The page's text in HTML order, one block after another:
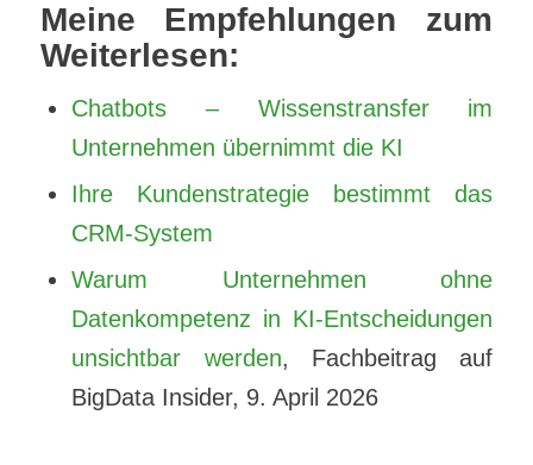
Meine Empfehlungen zum
Weiterlesen:
Chatbots – Wissenstransfer im
Unternehmen übernimmt die KI
Ihre Kundenstrategie bestimmt das
CRM-System
Warum Unternehmen ohne
Datenkompetenz in KI-Entscheidungen
unsichtbar werden, Fachbeitrag auf
BigData Insider, 9. April 2026